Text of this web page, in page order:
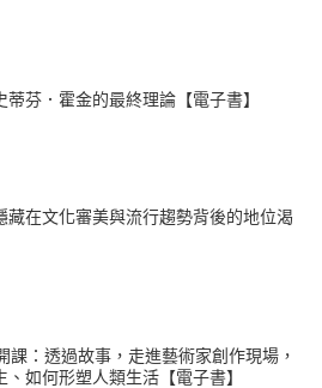
蒂芬．霍金的最終理論【電子書】
藏在文化審美與流行趨勢背後的地位渴
課：透過故事，走進藝術家創作現場，
如何形塑人類生活【電子書】